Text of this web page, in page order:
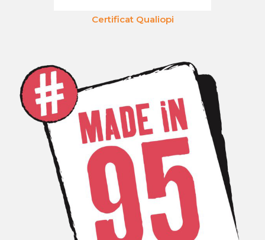
Certificat Qualiopi